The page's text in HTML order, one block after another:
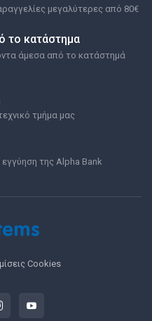
μεγαλύτερες από 80€
το κατάστημα
άμεσα από το κατάστημά
τμήμα μας
της Alpha Bank
Cookies